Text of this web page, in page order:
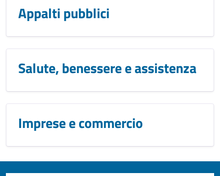
Appalti pubblici
Salute, benessere e assistenza
Imprese e commercio